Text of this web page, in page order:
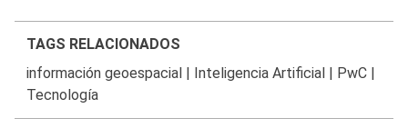
TAGS RELACIONADOS
información geoespacial
Inteligencia Artificial PwC|
Tecnología